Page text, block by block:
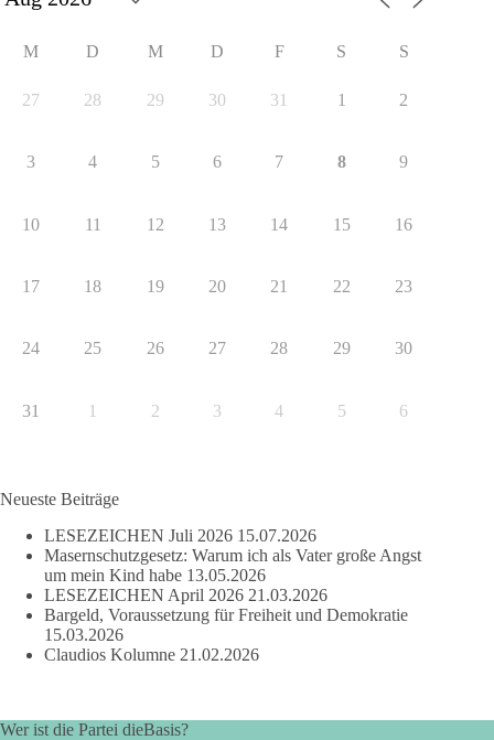
M D M D F S S
27 28 29 30 31 1 2
3 4 5 6 7 8 9
10 11 12 13 14 15 16
17 18 19 20 21 22 23
24 25 26 27 28 29 30
31 1 2 3 4 5 6
Neueste Beiträge
LESEZEICHEN Juli 2026 15.07.2026
Masernschutzgesetz: Warum ich als Vater große Angst
um mein Kind habe 13.05.2026
LESEZEICHEN April 2026 21.03.2026
Bargeld, Voraussetzung für Freiheit und Demokratie
15.03.2026
Claudios Kolumne 21.02.2026
Wer ist die Partei dieBasis?